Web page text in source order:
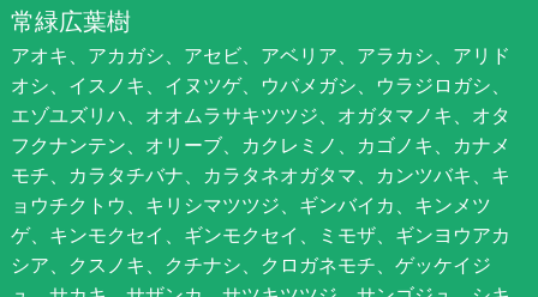
常緑広葉樹
アオキ、アカガシ、アセビ、アベリア、アラカシ、アリド
オシ、イスノキ、イヌツゲ、ウバメガシ、ウラジロガシ、
エゾユズリハ、オオムラサキツツジ、オガタマノキ、オタ
フクナンテン、オリーブ、カクレミノ、カゴノキ、カナメ
モチ、カラタチバナ、カラタネオガタマ、カンツバキ、キ
ョウチクトウ、キリシマツツジ、ギンバイカ、キンメツ
ゲ、キンモクセイ、ギンモクセイ、ミモザ、ギンヨウアカ
シア、クスノキ、クチナシ、クロガネモチ、ゲッケイジ